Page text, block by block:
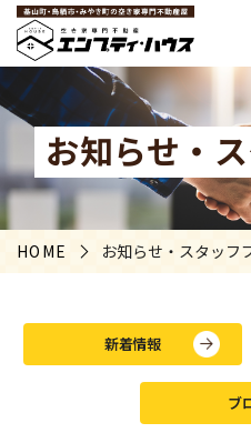
お知らせ・
HOME お知らせ・スタッフ
新着情報
ブ